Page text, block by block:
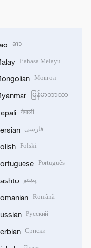
ລາວ
Bahasa Melayu
Монгол
မြန်မာဘာသာ
नेपाली
فارسی
Polski
Português
پښتو
Română
Русский
Српски